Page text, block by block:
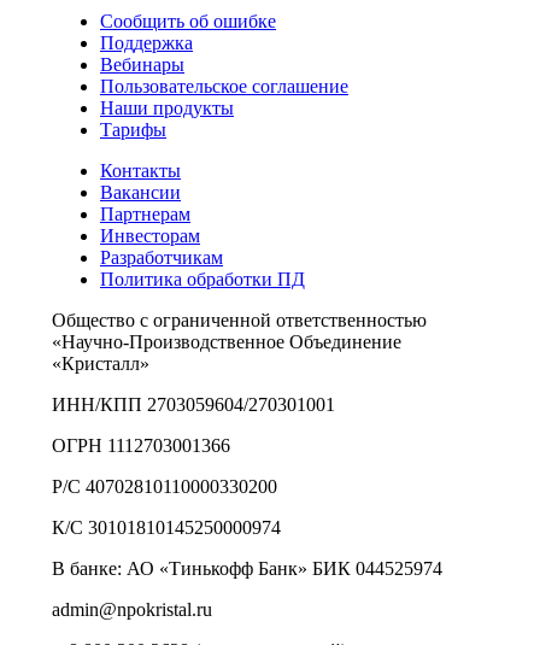
Сообщить об ошибке
Поддержка
Вебинары
Пользовательское соглашение
Наши продукты
Тарифы
Контакты
Вакансии
Партнерам
Инвесторам
Разработчикам
Политика обработки ПД
Общество с ограниченной ответственностью
«Научно-Производственное Объединение
«Кристалл»
ИНН/КПП 2703059604/270301001
ОГРН 1112703001366
Р/С 40702810110000330200
К/С 30101810145250000974
В банке: АО «Тинькофф Банк» БИК 044525974
admin@npokristal.ru